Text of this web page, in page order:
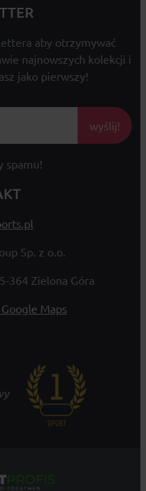
aby otrzymywać
najnowszych kolekcji i
jako pierwszy!
wyślij!
spamu!
Sp. z o.o.
364 Zielona Góra
Maps